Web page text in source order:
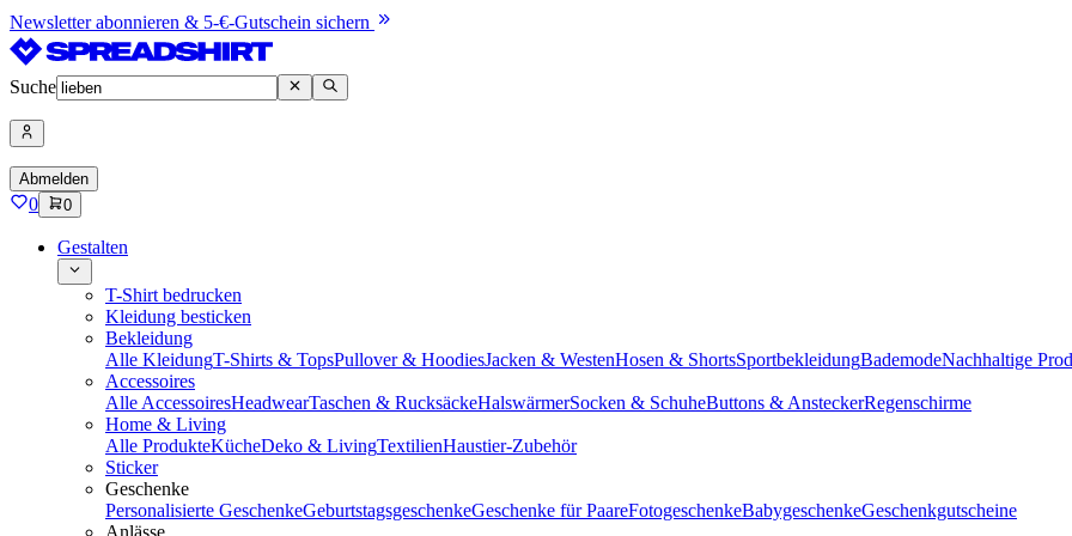
Newsletter abonnieren & 5-€-Gutschein sichern
Suche
Abmelden
0 0
Gestalten
T-Shirt bedrucken
Kleidung besticken
Bekleidung
Alle KleidungT-Shirts & TopsPullover & HoodiesJacken & WestenHosen & ShortsSportbekleidungBademodeNachhaltige
Accessoires
Alle AccessoiresHeadwearTaschen & RucksäckeHalswärmerSocken & SchuheButtons & AnsteckerRegenschirme
Home & Living
Alle ProdukteKücheDeko & LivingTextilienHaustier-Zubehör
Sticker
Geschenke
Personalisierte GeschenkeGeburtstagsgeschenkeGeschenke für PaareFotogeschenkeBabygeschenkeGeschenkgutscheine